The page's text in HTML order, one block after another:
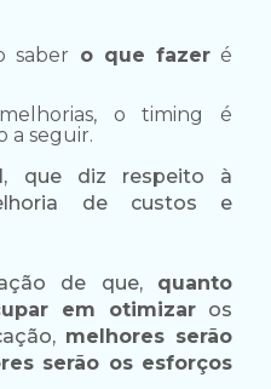
saber o que fazeré
o timing é
a seguir.
que diz respeito à
de custos e
de que, quanto
em otimizar os
melhores serão
serão os esforços